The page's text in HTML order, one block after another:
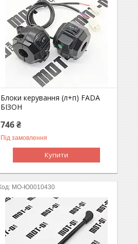
Блоки керування (л+п) FADA
БІЗОН
746 ₴
Під замовлення
Купити
MO-Ю0010430